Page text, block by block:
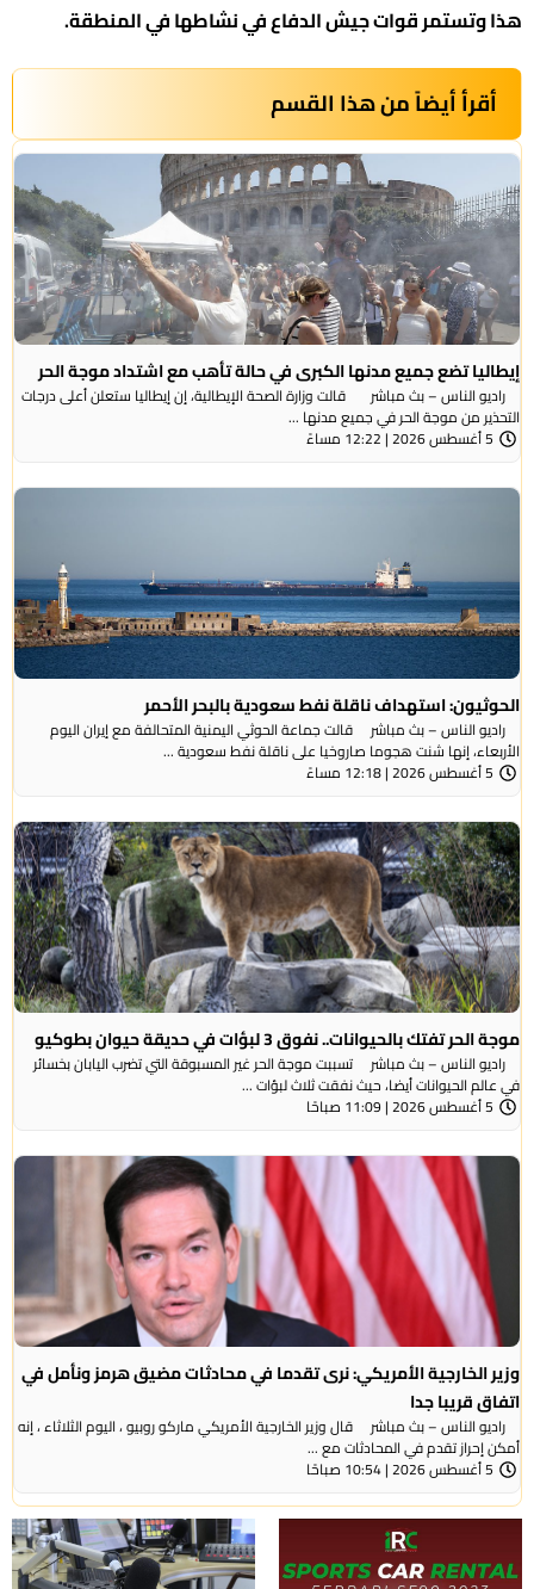
هذا وتستمر قوات جيش الدفاع في نشاطها في المنطقة.
أقرأ أيضاً من هذا القسم
إيطاليا تضع جميع مدنها الكبرى في حالة تأهب مع اشتداد موجة الحر
راديو الناس – بث مباشر قالت وزارة الصحة الإيطالية، إن إيطاليا ستعلن أعلى درجات
التحذير من موجة ​الحر في جميع مدنها ...
5 أغسطس 2026 | 12:22 مساءً
الحوثيون: استهداف ناقلة نفط سعودية بالبحر الأحمر
راديو الناس – بث مباشر قالت جماعة الحوثي ​اليمنية المتحالفة ​مع إيران اليوم
الأربعاء، ⁠إنها شنت ​هجوما صاروخيا على ​ناقلة نفط سعودية ...
5 أغسطس 2026 | 12:18 مساءً
موجة الحر تفتك بالحيوانات.. نفوق 3 لبؤات في حديقة حيوان بطوكيو
راديو الناس – بث مباشر تسببت موجة الحر غير المسبوقة التي تضرب اليابان بخسائر
في عالم الحيوانات أيضا، حيث نفقت ثلاث لبؤات ...
5 أغسطس 2026 | 11:09 صباحًا
وزير الخارجية الأمريكي: نرى تقدما في محادثات مضيق هرمز ونأمل في
اتفاق قريبا جدا
راديو الناس – بث مباشر قال وزير الخارجية الأمريكي ماركو روبيو ، اليوم الثلاثاء ، إنه
أمكن إحراز تقدم في المحادثات مع ...
5 أغسطس 2026 | 10:54 صباحًا